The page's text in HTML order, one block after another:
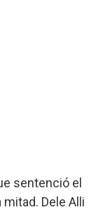
sentenció el
Dele Alli